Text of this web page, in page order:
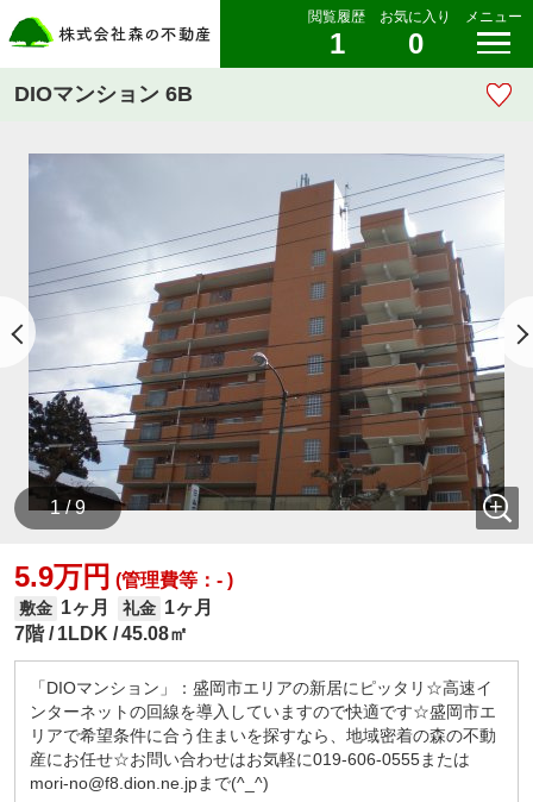
閲覧履歴
1
お気に入り
0
メニュー
DIOマンション 6B
1 / 9
5.9万円 (管理費等：- )
敷金 1ヶ月 礼金 1ヶ月
7階
1LDK 45.08㎡
「DIOマンション」：盛岡市エリアの新居にピッタリ☆高速イ
ンターネットの回線を導入していますので快適です☆盛岡市エ
リアで希望条件に合う住まいを探すなら、地域密着の森の不動
産にお任せ☆お問い合わせはお気軽に019-606-0555または
mori-no@f8.dion.ne.jpまで(^_^)